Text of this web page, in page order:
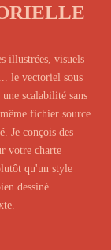
illustrées, visuels
le vectoriel sous
scalabilité sans
fichier source
Je conçois des
votre charte
qu'un style
dessiné